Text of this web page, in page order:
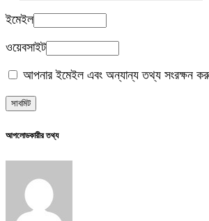
ইমেইল
ওয়েবসাইট
আপনার ইমেইল এবং অন্যান্য তথ্য সংরক্ষন
আপলোডকারীর তথ্য